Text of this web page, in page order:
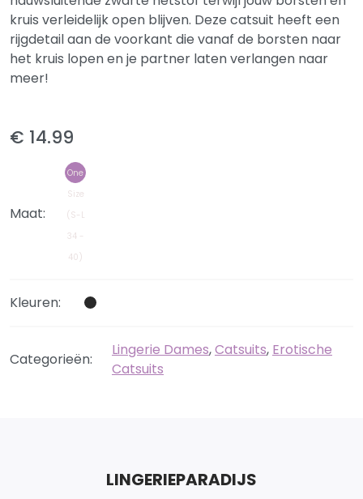
kruis verleidelijk open blijven. Deze catsuit heeft een
rijgdetail aan de voorkant die vanaf de borsten naar
het kruis lopen en je partner laten verlangen naar
meer!
€ 14.99
Maat:
One
Size
(S-L
34 -
40)
Kleuren:
Categorieën:
Lingerie Dames,Catsuits, Erotische
Catsuits
LINGERIEPARADIJS